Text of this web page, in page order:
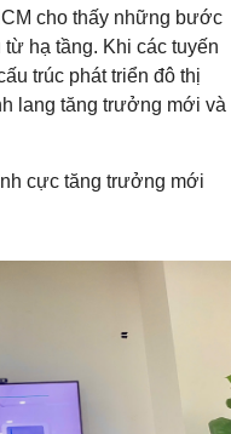
cho thấy những bước
hạ tầng. Khi các tuyến
trúc phát triển đô thị
lang tăng trưởng mới và
cực tăng trưởng mới